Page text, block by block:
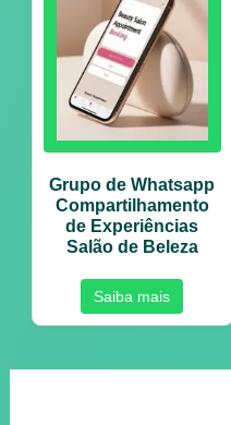
Grupo de Whatsapp
Compartilhamento
de Experiências
Salão de Beleza
Saiba mais